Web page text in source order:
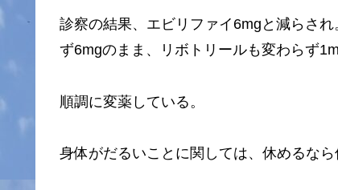
診察の結果、エビリファイ6mgと減らさ
ず6mgのまま、リボトリールも変わらず
順調に変薬している。
身体がだるいことに関しては、休めるな